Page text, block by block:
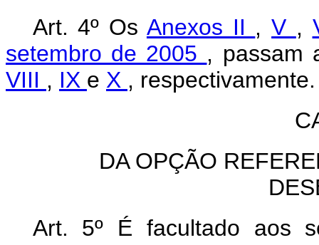
Art. 4º Os Anexos II ,V ,
setembro de 2005 , passam
VIII , IX e X , respectivamente.
DA OPÇÃO
Art. 5º É facultado aos